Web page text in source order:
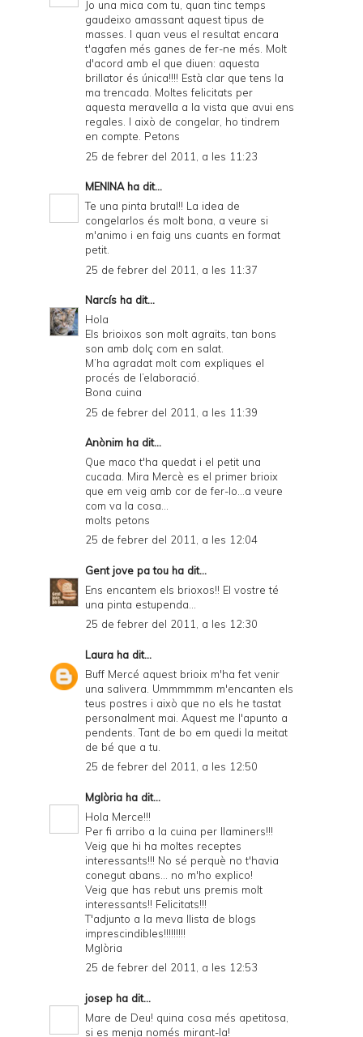
Jo una mica com tu, quan tinc temps
gaudeixo amassant aquest tipus de
masses. I quan veus el resultat encara
t'agafen més ganes de fer-ne més. Molt
d'acord amb el que diuen: aquesta
brillator és única!!!! Està clar que tens la
ma trencada. Moltes felicitats per
aquesta meravella a la vista que avui ens
regales. I això de congelar, ho tindrem
en compte. Petons
25 de febrer del 2011, a les 11:23
MENINAha dit...
Te una pinta brutal!! La idea de
congelarlos és molt bona, a veure si
m'animo i en faig uns cuants en format
petit.
25 de febrer del 2011, a les 11:37
Narcís ha dit...
Hola
Els brioixos son molt agraïts, tan bons
son amb dolç com en salat.
M’ha agradat molt com expliques el
procés de l’elaboració.
Bona cuina
25 de febrer del 2011, a les 11:39
Anònim ha dit...
Que maco t'ha quedat i el petit una
cucada. Mira Mercè es el primer brioix
que em veig amb cor de fer-lo...a veure
com va la cosa...
molts petons
25 de febrer del 2011, a les 12:04
Gent jove pa tou ha dit...
Ens encantem els brioxos!! El vostre té
una pinta estupenda...
25 de febrer del 2011, a les 12:30
Laura ha dit...
Buff Mercé aquest brioix m'ha fet venir
una salivera. Ummmmmm m'encanten els
teus postres i això que no els he tastat
personalment mai. Aquest me l'apunto a
pendents. Tant de bo em quedi la meitat
de bé que a tu.
25 de febrer del 2011, a les 12:50
Mglòria ha dit...
Hola Merce!!!
Per fi arribo a la cuina per llaminers!!!
Veig que hi ha moltes receptes
interessants!!! No sé perquè no t'havia
conegut abans... no m'ho explico!
Veig que has rebut uns premis molt
interessants!! Felicitats!!!
T'adjunto a la meva llista de blogs
imprescindibles!!!!!!!!!
Mglòria
25 de febrer del 2011, a les 12:53
josep ha dit...
Mare de Deu! quina cosa més apetitosa,
si es menja només mirant-la!